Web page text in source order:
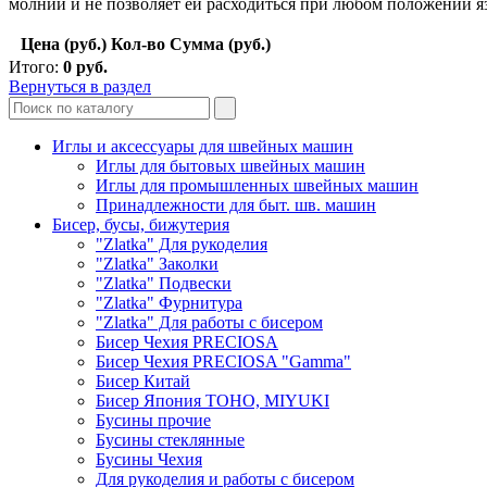
Цена (руб.) Кол-во Сумма (руб.)
Итого: 0 руб.
Вернуться в раздел
Иглы и аксессуары для швейных машин
Иглы для бытовых швейных машин
Иглы для промышленных швейных машин
Принадлежности для быт. шв. машин
Бисер, бусы, бижутерия
"Zlatka" Для рукоделия
"Zlatka" Заколки
"Zlatka" Подвески
"Zlatka" Фурнитура
"Zlatka" Для работы с бисером
Бисер Чехия PRECIOSA
Бисер Чехия PRECIOSA "Gamma"
Бисер Китай
Бисер Япония TOHO, MIYUKI
Бусины прочие
Бусины стеклянные
Бусины Чехия
Для рукоделия и работы с бисером